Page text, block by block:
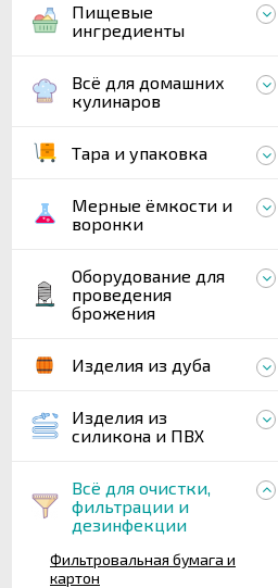
Пищевые
ингредиенты
Всё для домашних
кулинаров
Тара и упаковка
Мерные ёмкости и
воронки
Оборудование для
проведения
брожения
Изделия из дуба
Изделия из
силикона и ПВХ
Всё для очистки,
фильтрации и
дезинфекции
Фильтровальная бумага и
картон